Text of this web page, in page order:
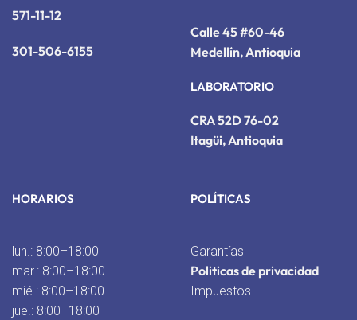
571-11-12
301-506-6155
Calle 45 #60-46
Medellín, Antioquia
LABORATORIO
CRA 52D 76-02
Itagüi, Antioquia
HORARIOS
lun.: 8:00–18:00
mar.: 8:00–18:00
mié.: 8:00–18:00
jue.: 8:00–18:00
POLÍTICAS
Garantías
Politicas de privacidad
Impuestos